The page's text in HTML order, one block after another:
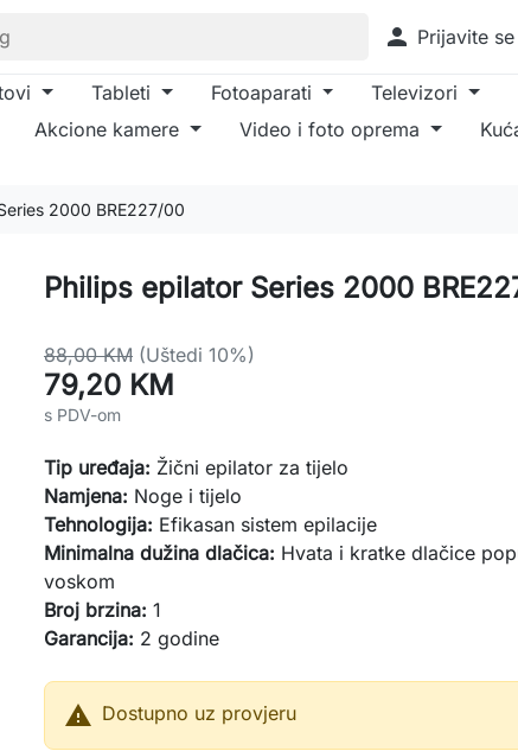
 Prijavite se
Tableti Fotoaparati Televizori
Akcione kamere Video i foto oprema
2000 BRE227/00
Philips epilator Series 2000
88,00 KM (Uštedi 10%)
79,20 KM
s PDV-om
Tip uređaja: Žični epilator za tijelo
Namjena: Noge i tijelo
Tehnologija: Efikasan sistem epilacije
Minimalna dužina dlačica: Hvata i kratke dlačice
voskom
Broj brzina: 1
Garancija: 2 godine
 Dostupno uz provjeru